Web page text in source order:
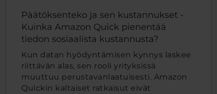
Päätöksenteko ja sen kustannukset -
Kuinka Amazon Quick pienentää
tiedon sosiaalista kustannusta?
Kun datan hyödyntämisen kynnys laskee
riittävän alas, sen rooli yrityksissä
muuttuu perustavanlaatuisesti. Amazon
Quickin kaltaiset ratkaisut eivät